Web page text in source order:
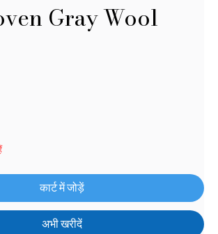
Gray Wool
कार्ट में जोड़ें
अभी खरीदें